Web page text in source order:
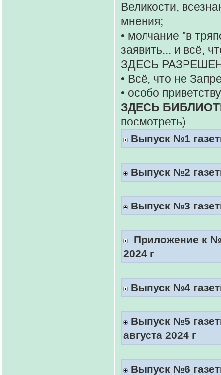
Великости,
мнения;
• молчание "в
заявить... и всё,
ЗДЕСЬ
• Всё, что не
• особо
ЗДЕСЬ
посмотреть)
Выпуск №1
Выпуск №2
Выпуск №3
Приложение к
2024 г
Выпуск №4
Выпуск №5
августа 2024 г
Выпуск №6